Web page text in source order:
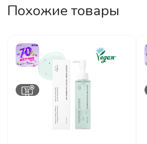
Похожие товары